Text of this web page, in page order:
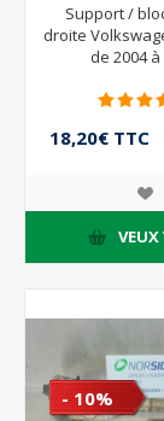
Support /
droite
de 2004 à
18,20€ TTC
VEUX
- 10%